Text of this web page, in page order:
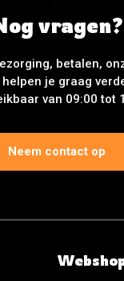
vragen?
betalen,
je graag
van 09:00 tot
Neem contact op